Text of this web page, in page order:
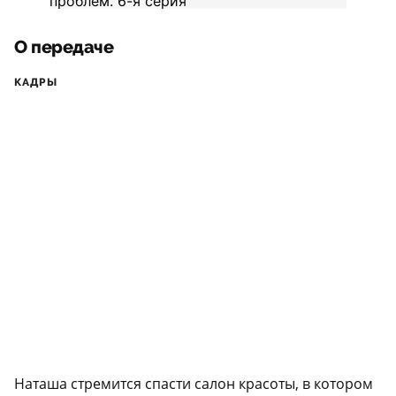
О передаче
КАДРЫ
Наташа стремится спасти салон красоты, в котором